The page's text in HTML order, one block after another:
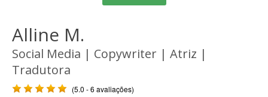
Alline M.
Social Media | Copywriter | Atriz |
Tradutora
(5.0 - 6 avaliações)